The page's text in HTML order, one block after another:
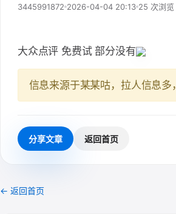
3445991872 2026-04-04 20:13 25 次浏览
大众点评 免费试 部分没有
信息来源于某某咕，拉人信息多
分享文章 返回首页
← 返回首页